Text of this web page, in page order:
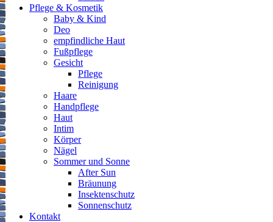
Pflege & Kosmetik
Baby & Kind
Deo
empfindliche Haut
Fußpflege
Gesicht
Pflege
Reinigung
Haare
Handpflege
Haut
Intim
Körper
Nägel
Sommer und Sonne
After Sun
Bräunung
Insektenschutz
Sonnenschutz
Kontakt